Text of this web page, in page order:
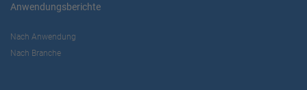
Anwendungsberichte
Nach Anwendung
Nach Branche